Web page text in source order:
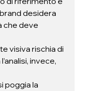
desidera
che deve
visiva rischia di
invece,
poggia la